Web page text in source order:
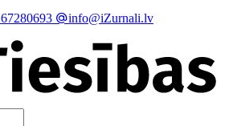
67280693
info@iZurnali.lv